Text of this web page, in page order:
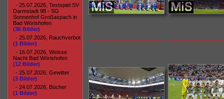
- 25.07.2026, Testspiel SV
Darmstadt 98 - SG
Sonnenhof Großaspach in
Bad Wörishofen
(36 Bilder)
- 25.07.2026, Rauchverbot
(1 Bilder)
- 16.07.2026, Weisse
Nacht Bad Wörishofen
(12 Bilder)
- 25.07.2026, Gewitter
(3 Bilder)
- 24.07.2026, Bücher
(1 Bilder)